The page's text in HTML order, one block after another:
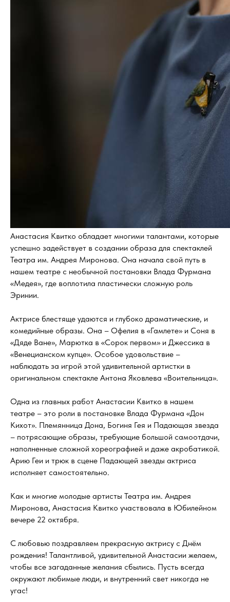
Анастасия Квитко обладает многими талантами, которые
успешно задействует в создании образа для спектаклей
Театра им. Андрея Миронова. Она начала свой путь в
нашем театре с необычной постановки Влада Фурмана
«Медея», где воплотила пластически сложную роль
Эринии.
Актрисе блестяще удаются и глубоко драматические, и
комедийные образы. Она – Офелия в «Гамлете» и Соня в
«Дяде Ване», Марютка в «Сорок первом» и Джессика в
«Венецианском купце». Особое удовольствие –
наблюдать за игрой этой удивительной артистки в
оригинальном спектакле Антона Яковлева «Воительница».
Одна из главных работ Анастасии Квитко в нашем
театре – это роли в постановке Влада Фурмана «Дон
Кихот». Племянница Дона, Богиня Гея и Падающая звезда
– потрясающие образы, требующие большой самоотдачи,
наполненные сложной хореографией и даже акробатикой.
Арию Геи и трюк в сцене Падающей звезды актриса
исполняет самостоятельно.
Как и многие молодые артисты Театра им. Андрея
Миронова, Анастасия Квитко участвовала в Юбилейном
вечере 22 октября.
С любовью поздравляем прекрасную актрису с Днём
рождения! Талантливой, удивительной Анастасии желаем,
чтобы все загаданные желания сбылись. Пусть всегда
окружают любимые люди, и внутренний свет никогда не
угас!